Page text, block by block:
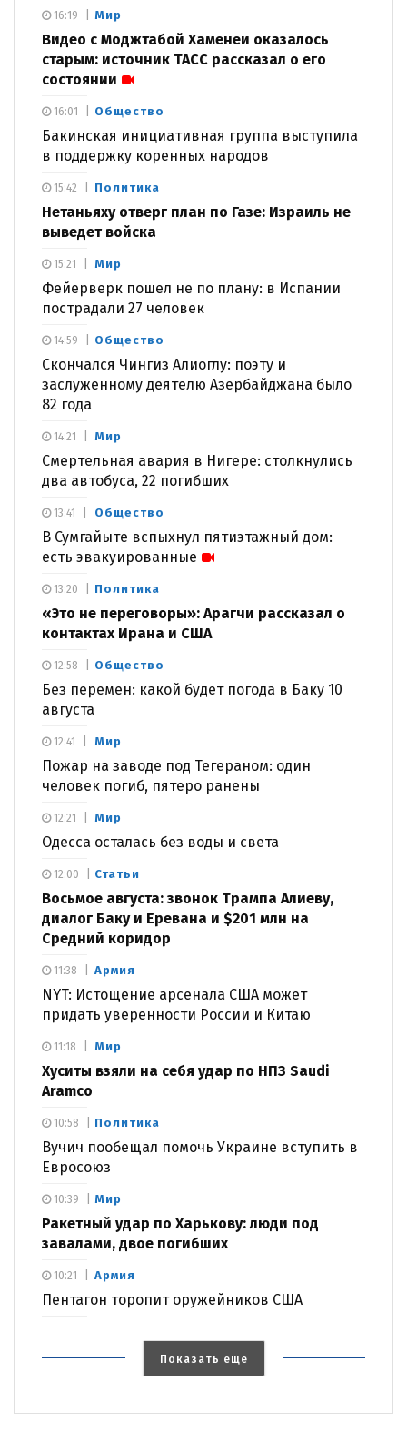
Мир
Видео с Моджтабой Хаменеи оказалось
старым: источник ТАСС рассказал о его
состоянии
16:19
Общество
Бакинская инициативная группа выступила
в поддержку коренных народов
16:01
Политика
Нетаньяху отверг план по Газе: Израиль не
выведет войска
15:42
Мир
Фейерверк пошел не по плану: в Испании
пострадали 27 человек
15:21
Общество
Скончался Чингиз Алиоглу: поэту и
заслуженному деятелю Азербайджана было
82 года
14:59
Мир
Смертельная авария в Нигере: столкнулись
два автобуса, 22 погибших
14:21
Общество
В Сумгайыте вспыхнул пятиэтажный дом:
есть эвакуированные
13:41
Политика
«Это не переговоры»: Арагчи рассказал о
контактах Ирана и США
13:20
Общество
Без перемен: какой будет погода в Баку 10
августа
12:58
Мир
Пожар на заводе под Тегераном: один
человек погиб, пятеро ранены
12:41
Мир
Одесса осталась без воды и света
12:21
Статьи
Восьмое августа: звонок Трампа Алиеву,
диалог Баку и Еревана и $201 млн на
Средний коридор
12:00
Армия
NYT: Истощение арсенала США может
придать уверенности России и Китаю
11:38
Мир
Хуситы взяли на себя удар по НПЗ Saudi
Aramco
11:18
Политика
Вучич пообещал помочь Украине вступить в
Евросоюз
10:58
Мир
Ракетный удар по Харькову: люди под
завалами, двое погибших
10:39
Армия
Пентагон торопит оружейников США
10:21
Показать еще